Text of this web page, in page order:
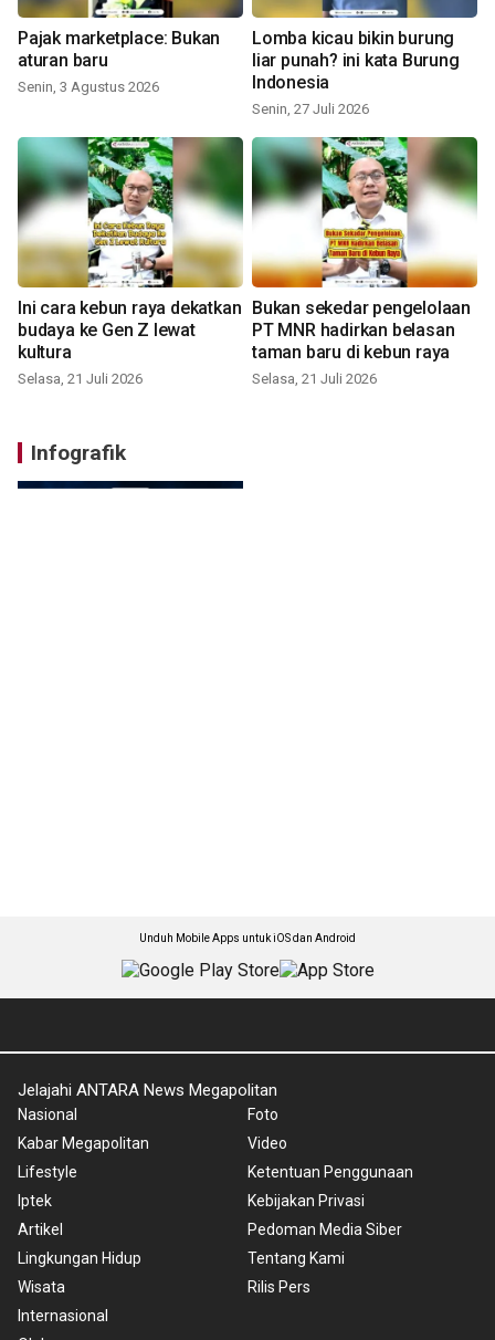
Pajak marketplace: Bukan
aturan baru
Senin, 3 Agustus 2026
Lomba kicau bikin burung
liar punah? ini kata Burung
Indonesia
Senin, 27 Juli 2026
Ini cara kebun raya dekatkan
budaya ke Gen Z lewat
kultura
Selasa, 21 Juli 2026
Bukan sekedar pengelolaan
PT MNR hadirkan belasan
taman baru di kebun raya
Selasa, 21 Juli 2026
Infografik
Unduh Mobile Apps untuk iOS dan Android
Jelajahi ANTARA News Megapolitan
Nasional
Kabar Megapolitan
Lifestyle
Iptek
Artikel
Lingkungan Hidup
Wisata
Internasional
Foto
Video
Ketentuan Penggunaan
Kebijakan Privasi
Pedoman Media Siber
Tentang Kami
Rilis Pers